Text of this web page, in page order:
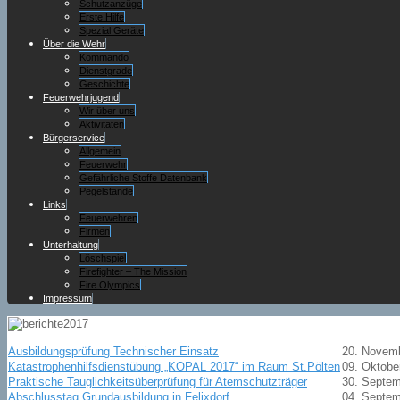
Schutzanzüge
Erste Hilfe
Spezial Geräte
Über die Wehr
Kommando
Dienstgrade
Geschichte
Feuerwehrjugend
Wir über uns
Aktivitäten
Bürgerservice
Allgemein
Feuerwehr
Gefährliche Stoffe Datenbank
Pegelstände
Links
Feuerwehren
Firmen
Unterhaltung
Löschspiel
Firefighter – The Mission
Fire Olympics
Impressum
Ausbildungsprüfung Technischer Einsatz
20.
Katastrophenhilfsdienstübung „KOPAL 2017“ im Raum St.Pölten09.
Praktische Tauglichkeitsüberprüfung für Atemschutzträger
30.
Abschlusstag Grundausbildung in Felixdorf
04.